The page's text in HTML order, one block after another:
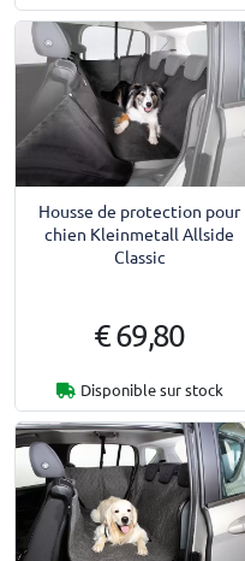
Housse de protection pour
chien Kleinmetall Allside
Classic
€ 69,80
Disponible sur stock